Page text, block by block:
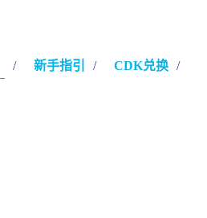
/ 新手指引 / CDK兑换 /